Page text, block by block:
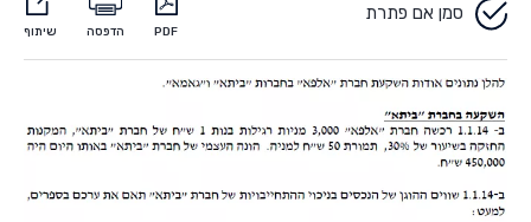
סמן אם פתרת
PDF הדפסה שיתוף